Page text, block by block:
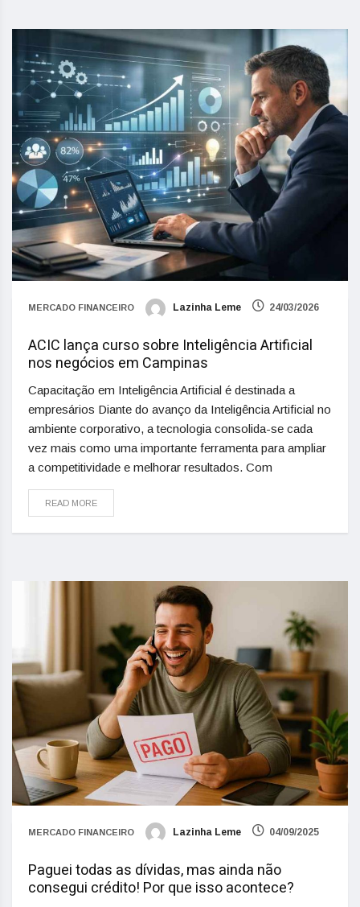
MERCADO FINANCEIRO Lazinha Leme 24/03/2026
ACIC lança curso sobre Inteligência Artificial
nos negócios em Campinas
Capacitação em Inteligência Artificial é destinada a
empresários Diante do avanço da Inteligência Artificial no
ambiente corporativo, a tecnologia consolida-se cada
vez mais como uma importante ferramenta para ampliar
a competitividade e melhorar resultados. Com
READ MORE
MERCADO FINANCEIRO Lazinha Leme 04/09/2025
Paguei todas as dívidas, mas ainda não
consegui crédito! Por que isso acontece?